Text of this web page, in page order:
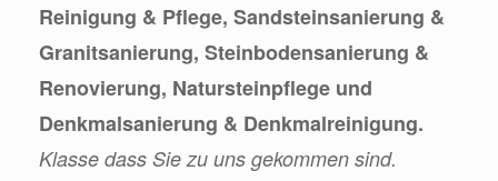
Reinigung & Pflege, Sandsteinsanierung &
Granitsanierung, Steinbodensanierung &
Renovierung, Natursteinpflege und
Denkmalsanierung & Denkmalreinigung.
Klasse dass Sie zu uns gekommen sind.